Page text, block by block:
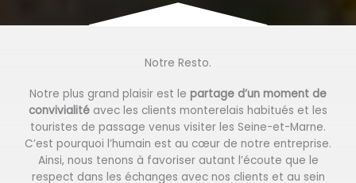
Notre Resto.
Notre plus grand plaisir est le partage d’un moment de
convivialité avec les clients monterelais habitués et les
touristes de passage venus visiter les Seine-et-Marne.
C’est pourquoi l’humain est au cœur de notre entreprise.
Ainsi, nous tenons à favoriser autant l’écoute que le
respect dans les échanges avec nos clients et au sein